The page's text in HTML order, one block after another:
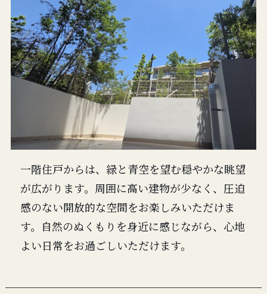
一階住戸からは、緑と青空を望む穏やかな眺望
が広がります。周囲に高い建物が少なく、圧迫
感のない開放的な空間をお楽しみいただけま
す。自然のぬくもりを身近に感じながら、心地
よい日常をお過ごしいただけます。